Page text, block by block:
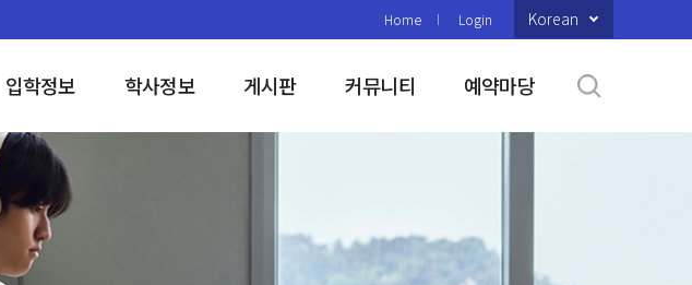
Home Login Korean
입학정보 학사정보 게시판 커뮤니티 예약마당